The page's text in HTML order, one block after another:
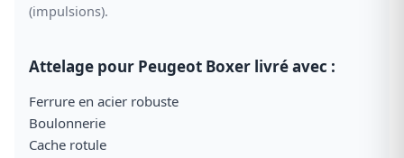
(impulsions).
Attelage pour Peugeot Boxer livré avec :
Ferrure en acier robuste
Boulonnerie
Cache rotule